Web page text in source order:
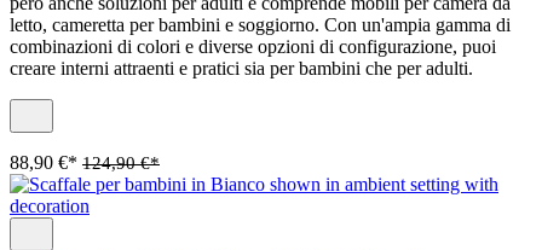
letto, cameretta per bambini e soggiorno. Con un'ampia gamma di
combinazioni di colori e diverse opzioni di configurazione, puoi
creare interni attraenti e pratici sia per bambini che per adulti.
88,90 €* 124,90 €*